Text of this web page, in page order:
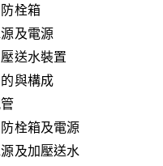
栓箱
及電源
送水裝置
與構成
栓箱及電源
及加壓送水